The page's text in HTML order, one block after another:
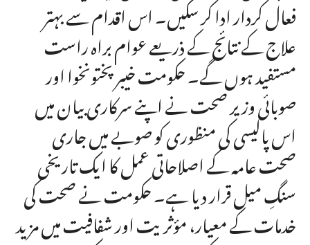
فعال کردار ادا کر سکیں۔ اس اقدام سے بہتر
علاج کے نتائج کے ذریعے عوام براہ راست
مستفید ہوں گے۔ حکومت خیبر پختونخوا اور
صوبائی وزیر صحت نے اپنے سرکاری بیان میں
اس پالیسی کی منظوری کو صوبے میں جاری
صحت عامہ کے اصلاحاتی عمل کا ایک تاریخی
سنگِ میل قرار دیا ہے۔ حکومت نے صحت کی
خدمات کے معیار، مؤثریت اور شفافیت میں مزید